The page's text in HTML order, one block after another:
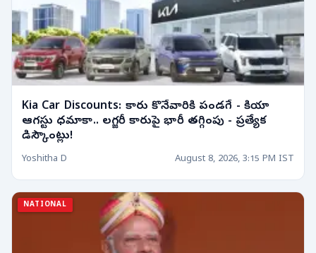
Kia Car Discounts: కారు కొనేవారికి పండగే - కియా
ఆగస్టు ధమాకా.. లగ్జరీ కారుపై భారీ తగ్గింపు - ప్రత్యేక
డిస్కౌంట్లు!
Yoshitha D August 8, 2026, 3:15 PM IST
NATIONAL